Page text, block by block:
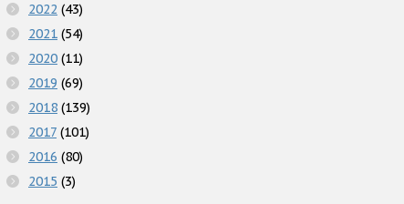
2022 (43)
2021 (54)
2020 (11)
2019 (69)
2018 (139)
2017 (101)
2016 (80)
2015 (3)